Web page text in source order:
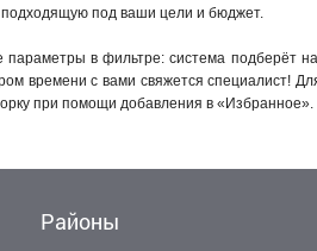
подходящую под ваши цели и бюджет.
в фильтре: система подберёт
времени с вами свяжется специалист!
при помощи добавления в «Избранное».
Районы